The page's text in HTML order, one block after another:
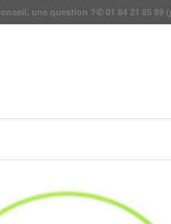
une question ?✆ 01 84 21 85 89